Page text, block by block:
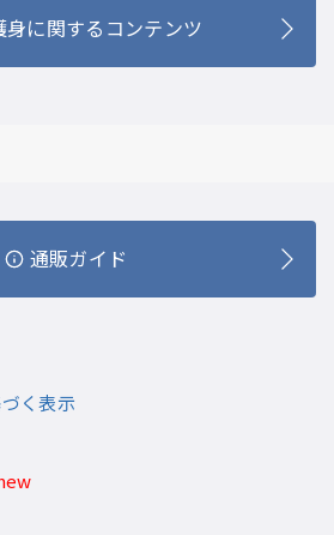
身に関するコンテンツ
通販ガイド
く表示